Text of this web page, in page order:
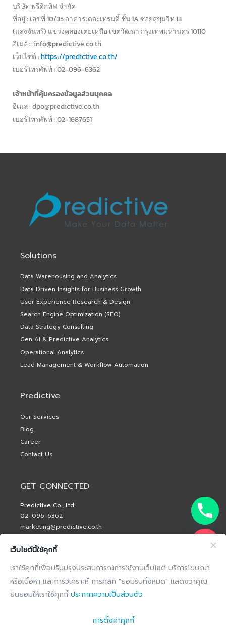
บริษัท พรีดิกทิฟ จำกัด
ที่อยู่ : เลขที่ 10/35 อาคารเดอะเทรนดี้ ชั้น 1A ซอยสุขุมวิท 13
(แสงจันทร์) แขวงคลองเตยเหนือ เขตวัฒนา กรุงเทพมหานคร 10110
อีเมล : info@predictive.co.th
เว็บไซต์ : https://predictive.co.th/
เบอร์โทรศัพท์ : 02-096-6362
เจ้าหน้าที่คุ้มครองข้อมูลส่วนบุคคล
อีเมล : dpo@predictive.co.th
เบอร์โทรศัพท์ : 02-1687651
Solutions
Data Warehousing and Analytics
Data Driven Insights for Business Growth
User Experience Research & Design
Search Engine Optimization (SEO)
Data Strategy Consulting
Gen AI & Predictive Analytics
Operational Analytics
Lead Management & Workflow Automation
Predictive
Our Services
Blog
Career
Contact Us
GET CONNECTED
Predictive Co., Ltd.
02-096-6362
marketing@predictive.co.th
เว็บไซต์นี้ใช้คุกกี้
เราใช้คุกกี้เพื่อปรับปรุงประสบการณ์การใช้งานเว็บไซต์ บริการโฆษณา
หรือเนื้อหา และการวิเคราะห์ การคลิก "ยอมรับทั้งหมด" แสดงว่าคุณ
ยินยอมให้เราใช้คุกกี้ ประกาศความเป็นส่วนตัว
การตั้งค่าคุกกี้